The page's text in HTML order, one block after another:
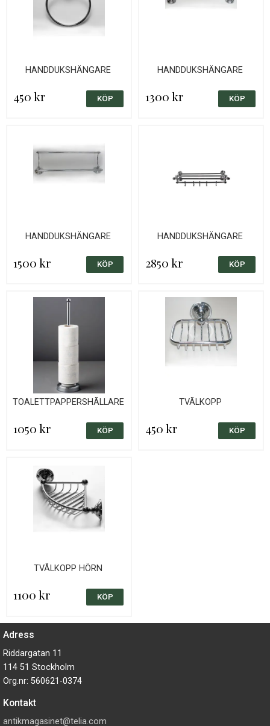
HANDDUKSHÄNGARE
450 kr
HANDDUKSHÄNGARE
1300 kr
HANDDUKSHÄNGARE
1500 kr
HANDDUKSHÄNGARE
2850 kr
TOALETTPAPPERSHÅLLARE
1050 kr
TVÅLKOPP
450 kr
TVÅLKOPP HÖRN
1100 kr
Adress
Riddargatan 11
114 51 Stockholm
Org.nr: 560621-0374
Kontakt
antikmagasinet@telia.com